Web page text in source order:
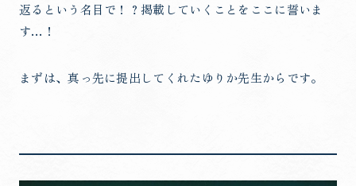
返るという名目で！？掲載していくことをここに誓いま
す…！
まずは、真っ先に提出してくれたゆりか先生からです。